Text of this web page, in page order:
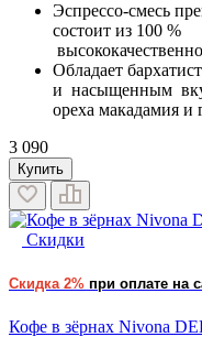
Эспрессо-смесь
состоит из 100 %
Обладает
и насыщенным
ореха макадамия и
3 090
Купить
Скидки
Скидка 2% при оплате на
Кофе в зёрнах Nivona